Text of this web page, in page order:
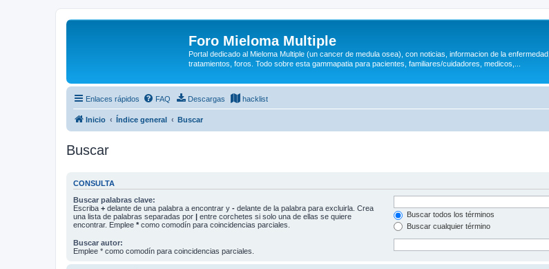
Foro Mieloma Multiple
Portal dedicado al Mieloma Multiple (un cancer de medula osea), con noticias, informacion de la enfermedad,
tratamientos, foros. Todo sobre esta gammapatia para pacientes, familiares/cuidadores, medicos,...
Enlaces rápidos FAQ Descargas hacklist
Inicio Índice general Buscar
Buscar
CONSULTA
Buscar palabras clave:
Escriba + delante de una palabra a encontrar y - delante de la palabra para excluirla. Crea
una lista de palabras separadas por | entre corchetes si solo una de ellas se quiere
encontrar. Emplee * como comodín para coincidencias parciales.
Buscar todos los términos
Buscar cualquier término
Buscar autor:
Emplee * como comodín para coincidencias parciales.